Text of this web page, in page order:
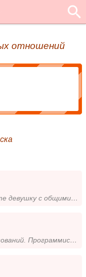
отношений
Хочу найти тут на сайте девушку с общими ценностями и начать стабильные отношения. Веду здоровый образ жизни, обожаю пе...
Несколько высших образований. Программист, финансист, музыкант. Зарабатываю хорошо. Занимаюсь музыкой, сам играю на мног...